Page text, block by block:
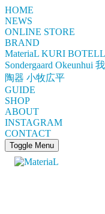
HOME
NEWS
ONLINE STORE
BRAND
MateriaL KURI
Sondergaard Okeunhui
陶器 小牧広平
GUIDE
SHOP
ABOUT
INSTAGRAM
CONTACT
Toggle Menu